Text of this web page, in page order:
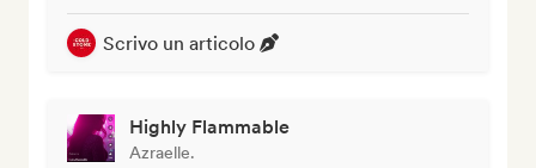
Scrivo un articolo
Highly Flammable
Azraelle.